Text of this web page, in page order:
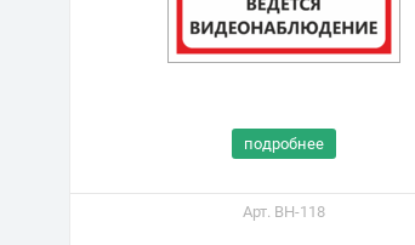
подробнее
Арт. ВН-118